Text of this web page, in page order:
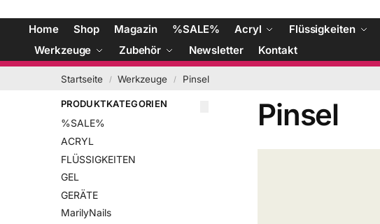
Home Shop Magazin %SALE% Acryl Flüssigkeiten
Werkzeuge
Zubehör Newsletter Kontakt
Startseite / Werkzeuge / Pinsel
Pinsel
PRODUKTKATEGORIEN
%SALE%
ACRYL
FLÜSSIGKEITEN
GEL
GERÄTE
MarilyNails